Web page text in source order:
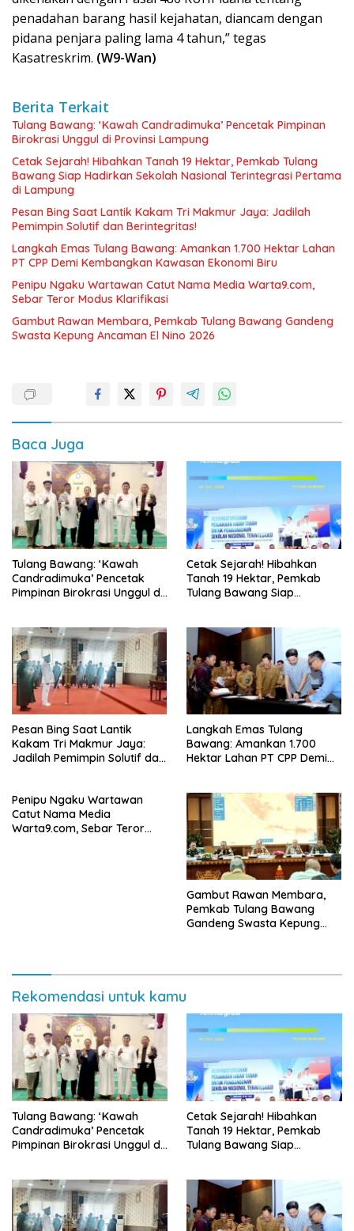
penadahan barang hasil kejahatan, diancam dengan
pidana penjara paling lama 4 tahun,” tegas
Kasatreskrim. (W9-Wan)
Berita Terkait
Tulang Bawang: ‘Kawah Candradimuka’ Pencetak Pimpinan
Birokrasi Unggul di Provinsi Lampung
Cetak Sejarah! Hibahkan Tanah 19 Hektar, Pemkab Tulang
Bawang Siap Hadirkan Sekolah Nasional Terintegrasi Pertama
di Lampung
Pesan Bing Saat Lantik Kakam Tri Makmur Jaya: Jadilah
Pemimpin Solutif dan Berintegritas!
Langkah Emas Tulang Bawang: Amankan 1.700 Hektar Lahan
PT CPP Demi Kembangkan Kawasan Ekonomi Biru
Penipu Ngaku Wartawan Catut Nama Media Warta9.com,
Sebar Teror Modus Klarifikasi
Gambut Rawan Membara, Pemkab Tulang Bawang Gandeng
Swasta Kepung Ancaman El Nino 2026
Baca Juga
Tulang Bawang: ‘Kawah
Candradimuka’ Pencetak
Pimpinan Birokrasi Unggul di
Cetak Sejarah! Hibahkan
Tanah 19 Hektar, Pemkab
Tulang Bawang Siap
Lampung
Pesan Bing Saat Lantik
Kakam Tri Makmur Jaya:
Jadilah Pemimpin Solutif dan
Langkah Emas Tulang
Bawang: Amankan 1.700
Hektar Lahan PT CPP Demi
Penipu Ngaku Wartawan
Catut Nama Media
Warta9.com, Sebar Teror
Gambut Rawan Membara,
Pemkab Tulang Bawang
Gandeng Swasta Kepung
Rekomendasi untuk kamu
Tulang Bawang: ‘Kawah
Candradimuka’ Pencetak
Pimpinan Birokrasi Unggul di
Cetak Sejarah! Hibahkan
Tanah 19 Hektar, Pemkab
Tulang Bawang Siap
Lampung